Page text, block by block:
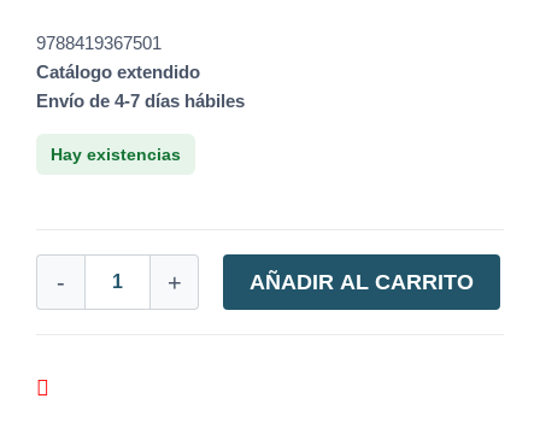
9788419367501
Catálogo extendido
Envío de 4-7 días hábiles
Hay existencias
- + AÑADIR AL CARRITO